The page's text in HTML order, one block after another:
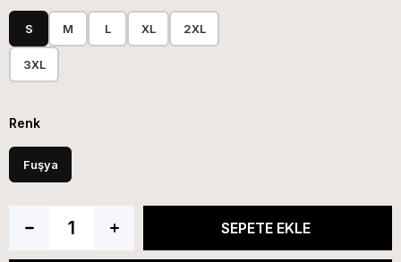
S M L XL 2XL
3XL
Renk
Fuşya